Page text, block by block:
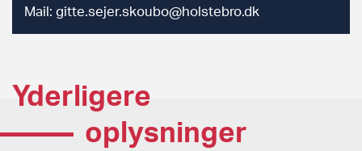
Mail: gitte.sejer.skoubo@holstebro.dk
Yderligere
oplysninger